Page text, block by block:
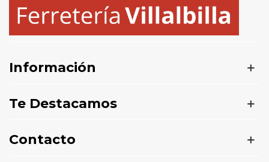
Información
Te Destacamos
Contacto